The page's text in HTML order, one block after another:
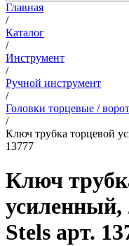
Главная
/
Каталог
/
Инструмент
/
Ручной инструмент
/
Головки торцевые /
/
Ключ трубка торцевой
13777
Ключ
Stels арт.